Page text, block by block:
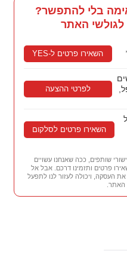
בלי להתפשר?
האתר
השאירו פרטים ל-YES
לפרטי ההצעה
השאירו פרטים לסלקום
שותפים, ככה שאנחנו עשויים
פרטים ותזמינו דרכם. אבל אל
העסקה, ויכולה לעזור לנו לתפעל
האתר.